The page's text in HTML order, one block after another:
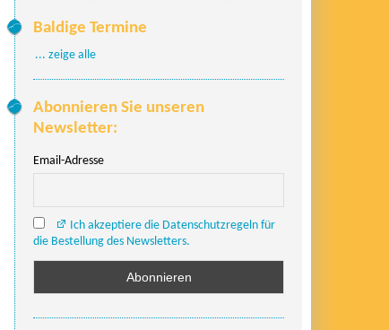
Baldige Termine
... zeige alle
Abonnieren Sie unseren
Newsletter:
Email-Adresse
Ich akzeptiere die Datenschutzregeln für
die Bestellung des Newsletters.